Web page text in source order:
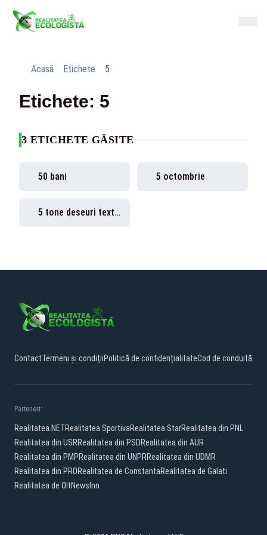
Acasă Etichete 5
Etichete: 5
3 ETICHETE GĂSITE
50 bani 5 octombrie
5 tone deseuri textile din fibre sintetice
ContactTermeni și condițiiPolitică de confidențialitateCod de conduită
Parteneri:
Realitatea.NETRealitatea SportivaRealitatea StarRealitatea din PNL
Realitatea din USRRealitatea din PSDRealitatea din AUR
Realitatea din PMPRealitatea din UNPRRealitatea din UDMR
Realitatea din PRORealitatea de ConstantaRealitatea de Galati
Realitatea de OltNewsInn